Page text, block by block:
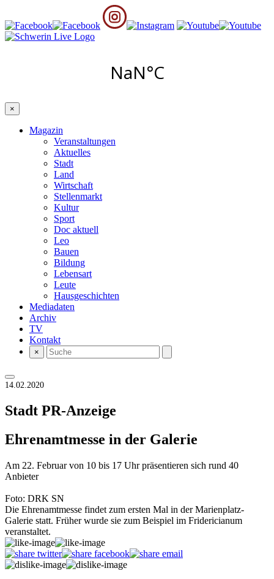
×
Magazin
Veranstaltungen
Aktuelles
Stadt
Land
Wirtschaft
Stellenmarkt
Kultur
Sport
Doc aktuell
Leo
Bauen
Bildung
Lebensart
Leute
Hausgeschichten
Mediadaten
Archiv
TV
Kontakt
×
14.02.2020
Stadt PR-Anzeige
Ehrenamtmesse in der Galerie
Am 22. Februar von 10 bis 17 Uhr präsentieren sich rund 40
Anbieter
Foto: DRK SN
Die Ehrenamtmesse findet zum ersten Mal in der Marienplatz-
Galerie statt. Früher wurde sie zum Beispiel im Fridericianum
veranstaltet.